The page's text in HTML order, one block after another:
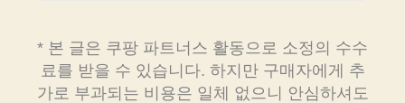
* 본 글은 쿠팡 파트너스 활동으로 소정의 수수
료를 받을 수 있습니다. 하지만 구매자에게 추
가로 부과되는 비용은 일체 없으니 안심하셔도